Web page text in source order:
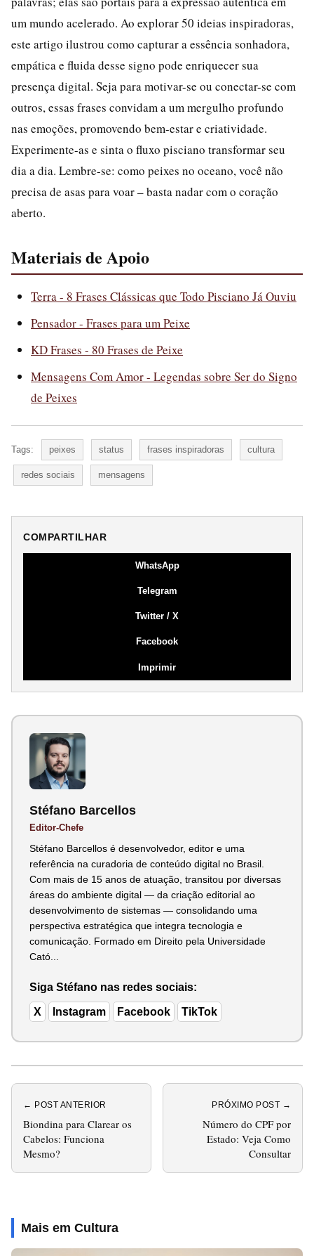
um mundo acelerado. Ao explorar 50 ideias inspiradoras,
este artigo ilustrou como capturar a essência sonhadora,
empática e fluida desse signo pode enriquecer sua
presença digital. Seja para motivar-se ou conectar-se com
outros, essas frases convidam a um mergulho profundo
nas emoções, promovendo bem-estar e criatividade.
Experimente-as e sinta o fluxo pisciano transformar seu
dia a dia. Lembre-se: como peixes no oceano, você não
precisa de asas para voar – basta nadar com o coração
aberto.
Materiais de Apoio
Terra - 8 Frases Clássicas que Todo Pisciano Já Ouviu
Pensador - Frases para um Peixe
KD Frases - 80 Frases de Peixe
Mensagens Com Amor - Legendas sobre Ser do Signo
de Peixes
Tags: peixes status frases inspiradoras cultura
redes sociais mensagens
COMPARTILHAR
WhatsApp
Telegram
Twitter / X
Facebook
Imprimir
Stéfano Barcellos
Editor-Chefe
Stéfano Barcellos é desenvolvedor, editor e uma
referência na curadoria de conteúdo digital no Brasil.
Com mais de 15 anos de atuação, transitou por diversas
áreas do ambiente digital — da criação editorial ao
desenvolvimento de sistemas — consolidando uma
perspectiva estratégica que integra tecnologia e
comunicação. Formado em Direito pela Universidade
Cató...
Siga Stéfano nas redes sociais:
X Instagram Facebook TikTok
← POST ANTERIOR
Biondina para Clarear os
Cabelos: Funciona
Mesmo?
PRÓXIMO POST →
Número do CPF por
Estado: Veja Como
Consultar
Mais em Cultura